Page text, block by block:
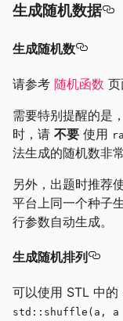
生成随机数据
生成随机数
请参考 随机函数 页
需要特别提醒的是
时，请 不要 使用
法生成的随机数非
另外，出题时推荐
平台上同一个种子
行参数自动生成。
生成随机排列
可以使用 STL 中的
std::shuffle(a, a